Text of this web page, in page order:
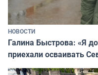
НОВОСТИ
Галина Быстрова: «Я
приехали осваивать